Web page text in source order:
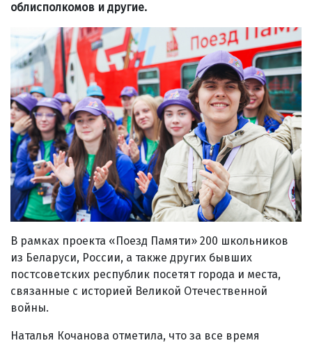
облисполкомов и другие.
В рамках проекта «Поезд Памяти» 200 школьников
из Беларуси, России, а также других бывших
постсоветских республик посетят города и места,
связанные с историей Великой Отечественной
войны.
Наталья Кочанова отметила, что за все время